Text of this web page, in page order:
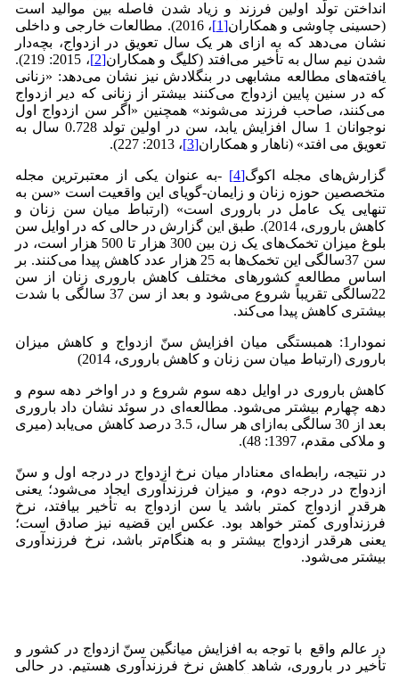
انداختن تولّد اولین فرزند و زیاد شدن فاصله بین موالید است
(حسینی چاوشی و همکاران[1]
، 2016). مطالعات خارجی و داخلی
نشان می‌دهد که به ازای هر یک سال تعویق در ازدواج، بچه‌دار
شدن نیم سال به تأخیر می‌افتد (کلیگ و همکاران[2]
، 2015: 219).
یافته‌های مطالعه مشابهی در بنگلادش نیز نشان می‌دهد: «زنانی
که در سنین پایین ازدواج می‌کنند بیشتر از زنانی که دیر ازدواج
می‌کنند، صاحب فرزند می‌شوند» همچنین «اگر سن ازدواج اول
نوجوانان 1 سال افزایش یابد، سن در اولین تولد 0.728 سال به
تعویق می افتد» (ناهار و همکاران[3] ، 2013: 227).
گزارش‌های مجله اکوگ[4]
-به عنوان یکی از معتبرترین مجله
متخصصین حوزه زنان و زایمان-گویای این واقعیت است «سن به
تنهایی یک عامل در باروری است» (ارتباط میان سن زنان و
کاهش باروری، 2014). طبق این گزارش در حالی که در اوایل سن
بلوغ میزان تخمک‌های یک زن بین 300 هزار تا 500 هزار است، در
سن 37سالگی این تخمک‌ها به 25 هزار عدد کاهش پیدا می‌کنند. بر
اساس مطالعه کشورهای مختلف کاهش باروری زنان از سن
22سالگی تقریباً شروع می‌شود و بعد از سن 37 سالگی با شدت
بیشتری کاهش پیدا‌ می‌کند.
نمودار1: همبستگی میان افزایش سنّ ازدواج و کاهش میزان
باروری (ارتباط میان سن زنان و کاهش باروری، 2014)
کاهش باروری در اوایل دهه سوم شروع و در اواخر دهه سوم و
دهه چهارم بیشتر می‌شود. مطالعه‌ای در سوئد نشان داد باروری
بعد از 30 سالگی به‌ازای هر سال، 3.5 درصد کاهش می‌یابد (میری
و ملاکی مقدم، 1397: 48).
در نتیجه، رابطه‌ای معنا‌دار میان نرخ ازدواج در درجه اول و سنّ
ازدواج در درجه دوم، و میزان فرزندآوری ایجاد می‌شود؛ یعنی
هرقدر ازدواج کمتر باشد یا سن ازدواج به تأخیر بیافتد، نرخ
فرزندآوری کمتر خواهد بود. عکس این قضیه نیز صادق است؛
یعنی هرقدر ازدواج بیشتر و به هنگام‌تر باشد، نرخ فرزندآوری
بیشتر می‌شود.
در عالم واقع با توجه به افزایش میانگین سنّ ازدواج در کشور و
تأخیر در باروری، شاهد کاهش نرخ فرزندآوری هستیم. در حالی